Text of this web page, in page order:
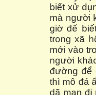
biết xử
mà người
giờ để
trong xã
mới vào
người
đường để
thì mô đá
dã man đi